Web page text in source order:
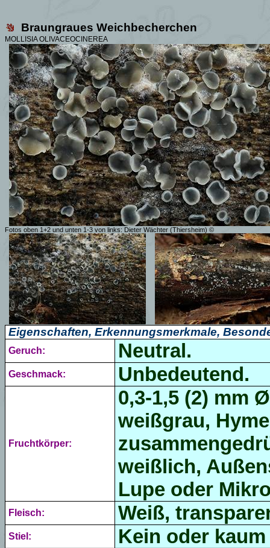
Braungraues Weichbecherchen
MOLLISIA OLIVACEOCINEREA
Fotos oben 1+2 und unten 1-3 von links: Dieter Wächter (Thiersheim) ©
Eigenschaften, Erkennungsmerkmale,
Geruch: Neutral.
Geschmack: Unbedeutend.
Fruchtkörper:
0,3-1,5 (2) mm
weißgrau,
weißlich,
Lupe oder
Fleisch: Weiß,
Stiel: Kein oder